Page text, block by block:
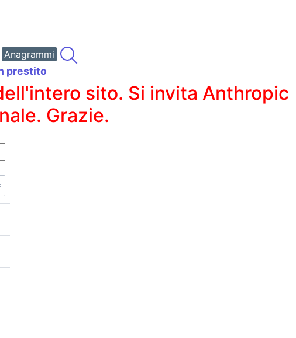
Anagrammi
prestito
sito. Si invita Anthropic
Grazie.